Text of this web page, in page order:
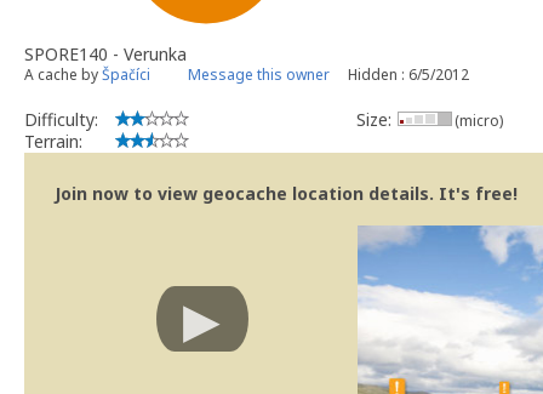
SPORE140 - Verunka
A cache byŠpačíci Message this owner Hidden : 6/5/2012
Difficulty:
Terrain:
Size: (micro)
Join now to view geocache location details. It's free!